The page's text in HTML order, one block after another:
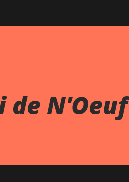
de